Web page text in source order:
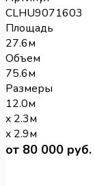
CLHU9071603
Площадь
27.6м
Объем
75.6м
Размеры
12.0м
x 2.3м
x 2.9м
от 80 000 руб.